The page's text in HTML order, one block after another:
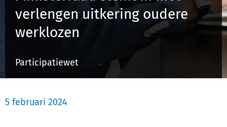
Registreren
verlengen uitkering oudere
werklozen
Participatiewet
5 februari 2024